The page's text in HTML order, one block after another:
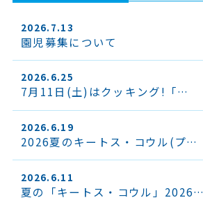
2026.7.13
園児募集について
2026.6.25
7月11日(土)はクッキング!「…
2026.6.19
2026夏のキートス・コウル(プ…
2026.6.11
夏の「キートス・コウル」2026…